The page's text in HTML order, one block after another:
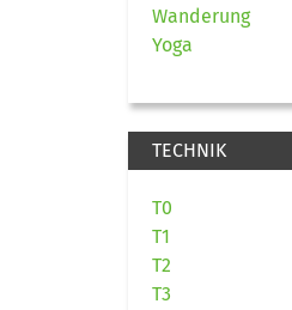
Wanderung
Yoga
TECHNIK
T0
T1
T2
T3